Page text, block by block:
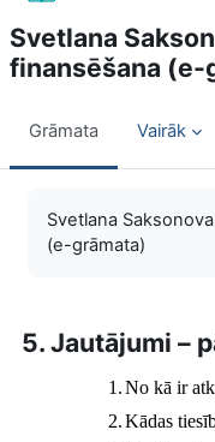
Svetlana
finansēšana (e-
Grāmata Vairāk
Svetlana
(e-grāmata)
5. Jautājumi –
1.No kā ir
2.Kādas